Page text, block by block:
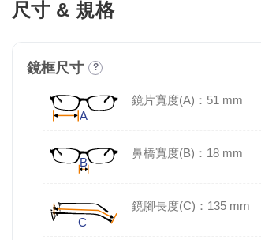
尺寸 & 規格
鏡框尺寸 ?
鏡片寬度(A)：51 mm
鼻橋寬度(B)：18 mm
鏡腳長度(C)：135 mm